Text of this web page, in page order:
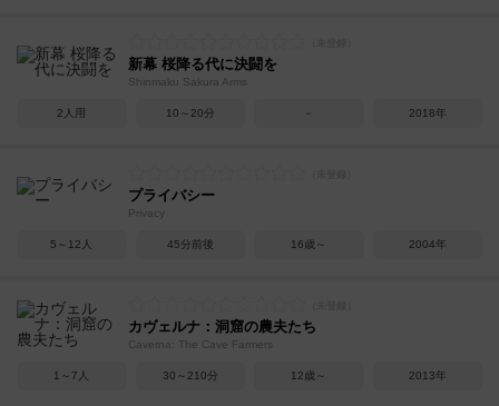
新幕 桜降る代に決闘を
Shinmaku Sakura Arms
2人用 10～20分 － 2018年
プライバシー
Privacy
5～12人 45分前後 16歳～ 2004年
カヴェルナ：洞窟の農夫たち
Caverna: The Cave Farmers
1～7人 30～210分 12歳～ 2013年